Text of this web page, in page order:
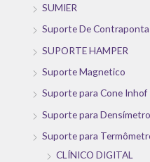
SUMIER
Suporte De
SUPORTE HAMPER
Suporte Magnetico
Suporte para Cone Inhof
Suporte para
Suporte para
CLÍNICO DIGITAL